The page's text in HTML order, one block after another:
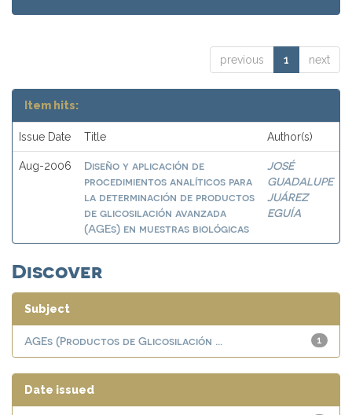
previous 1 next
Item hits:
Issue Date Title Author(s)
Aug-2006
Diseño y aplicación de
procedimientos analíticos para
la determinación de productos
de glicosilación avanzada
(AGEs) en muestras biológicas
JOSÉ
GUADALUPE
JUÁREZ
EGUÍA
Discover
Subject
1
AGEs (Productos de Glicosilación ...
Date issued